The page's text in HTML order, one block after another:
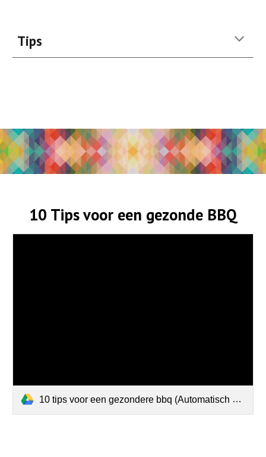
Tips
10 Tips voor een gezonde BBQ
10 tips voor een gezondere bbq (Automatisch opgeslagen).pdf